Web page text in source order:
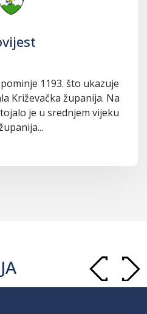
1193. što ukazuje
Križevačka županija. Na
je u srednjem vijeku